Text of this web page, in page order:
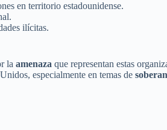
en territorio estadounidense.
ilícitas.
la amenaza que representan estas
especialmente en temas de